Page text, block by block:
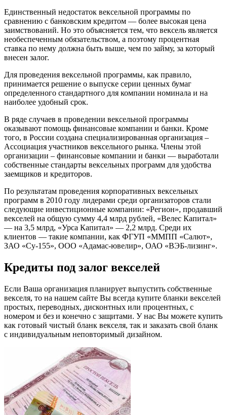
Единственный недостаток вексельной программы по
сравнению с банковским кредитом — более высокая цена
заимствований. Но это объясняется тем, что вексель является
необеспеченным обязательством, а поэтому процентная
ставка по нему должна быть выше, чем по займу, за который
внесен залог.
Для проведения вексельной программы, как правило,
принимается решение о выпуске серии ценных бумаг
определенного стандартного для компании номинала и на
наиболее удобный срок.
В ряде случаев в проведении вексельной программы
оказывают помощь финансовые компании и банки. Кроме
того, в России создана специализированная организация –
Ассоциация участников вексельного рынка. Члены этой
организации – финансовые компании и банки — выработали
собственные стандарты вексельных программ для удобства
заемщиков и кредиторов.
По результатам проведения корпоративных вексельных
программ в 2010 году лидерами среди организаторов стали
следующие инвестиционные компании: «Регион», продавший
векселей на общую сумму 4,4 млрд рублей, «Велес Капитал»
— на 3,5 млрд, «Урса Капитал» — 2,2 млрд. Среди их
клиентов — такие компании, как ФГУП «ММПП «Салют»,
ЗАО «Су-155», ООО «Адамас-ювелир», ОАО «ВЭБ-лизинг».
Кредиты под залог векселей
Если Ваша организация планирует выпустить собственные
векселя, то на нашем сайте Вы всегда купите бланки векселей
простых, переводных, дисконтных или процентных, с
номером и без и конечно с защитами. У нас Вы можете купить
как готовый чистый бланк векселя, так и заказать свой бланк
с индивидуальным неповторимый дизайном.